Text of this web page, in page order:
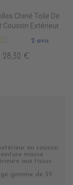
Chiné Toile De
Coussin Extérieur
2 avis
28,32 €
en coussin
masse
aux tissus
gamme de 55